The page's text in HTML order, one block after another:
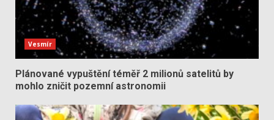
Vesmír
Plánované vypuštění téměř 2 milionů satelitů by
mohlo zničit pozemní astronomii